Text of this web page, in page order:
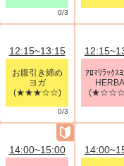
0/3
12:15~13:15
お腹引き締め
ヨガ
(★★★☆☆)
0/3
ｱﾛﾏﾘﾗｯｸｽ
14:00~15:00